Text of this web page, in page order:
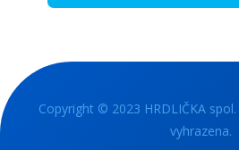
Copyright © 2023 HRDLIČKA
vyhrazena.